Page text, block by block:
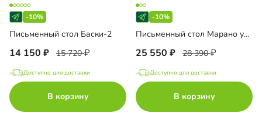
-10%
Письменный стол Баски-2
14 150 15 720
Доступно для доставки
В корзину
-10%
Письменный стол Марано угловой
25 550 28 390
Доступно для доставки
В корзину